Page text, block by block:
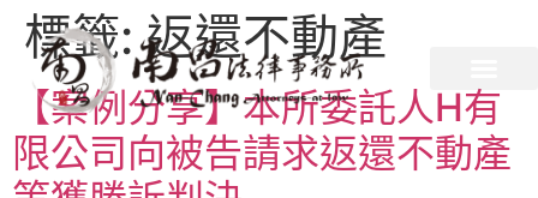
標籤:返還不動產
【案例分享】本所委託人H有
限公司向被告請求返還不動產